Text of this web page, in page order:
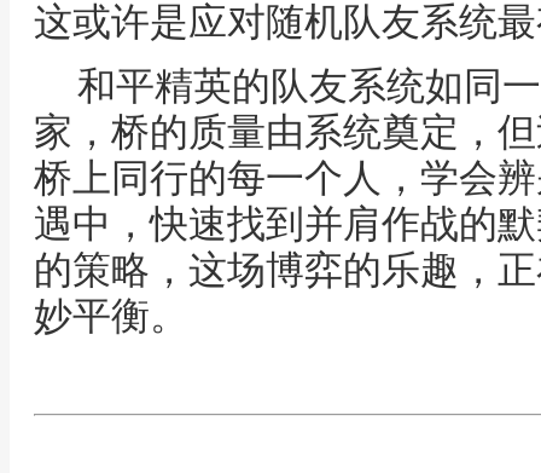
这或许是应对随机队友系统
和平精英的队友系统如同
家，桥的质量由系统奠定，
桥上同行的每一个人，学会
遇中，快速找到并肩作战的
的策略，这场博弈的乐趣，
妙平衡。